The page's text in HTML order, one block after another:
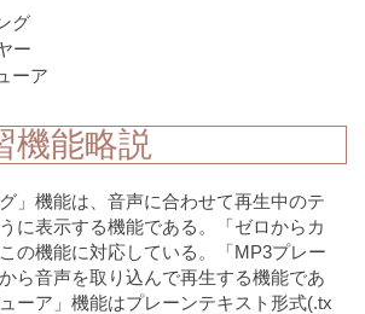
グ
ー
ーア
機能略説
グ」機能は、音声に合わせて再生中のテ
に表示する機能である。「ゼロからカ
の機能に対応している。「MP3プレー
ら音声を取り込んで再生する機能であ
ーア」機能はプレーンテキスト形式(.tx